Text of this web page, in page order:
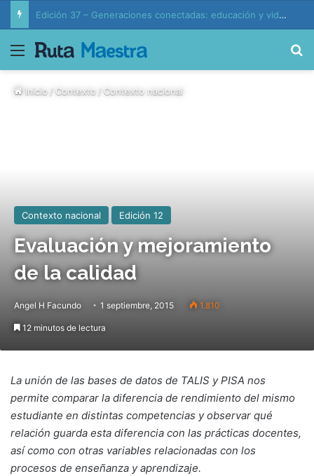
Edición 37 – Generaciones conectadas: educación y vida en la era de la IA
Menú
Inicio/Contexto/Contexto nacional
Contexto nacional Edición 12
Evaluación y mejoramiento
de la calidad
Angel H Facundo 1 septiembre, 2015 1.810
12 minutos de lectura
La unión de las bases de datos de TALIS y PISA nos
permite comparar la diferencia de rendimiento del mismo
estudiante en distintas competencias y observar qué
relación guarda esta diferencia con las prácticas docentes,
así como con otras variables relacionadas con los
procesos de enseñanza y aprendizaje.